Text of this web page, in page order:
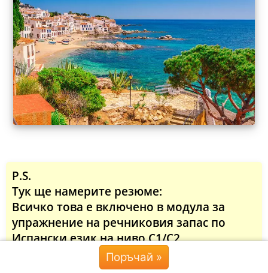
P.S.
Тук ще намерите резюме:
Всичко това е включено в модула за
упражнение на речниковия запас по
Испански език на ниво C1/C2
Онлайн курс за ниво C1/C2
Поръчай »
Чат »